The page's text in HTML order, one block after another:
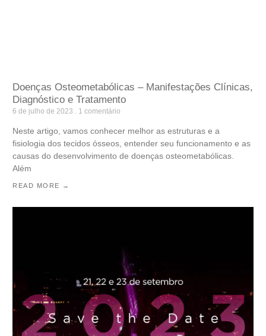
Doenças Osteometabólicas – Manifestações Clínicas,
Diagnóstico e Tratamento
6 de julho de 2023 1 comentário
Neste artigo, vamos conhecer melhor as estruturas e a
fisiologia dos tecidos ósseos, entender seu funcionamento e as
causas do desenvolvimento de doenças osteometabólicas.
Além
READ MORE →